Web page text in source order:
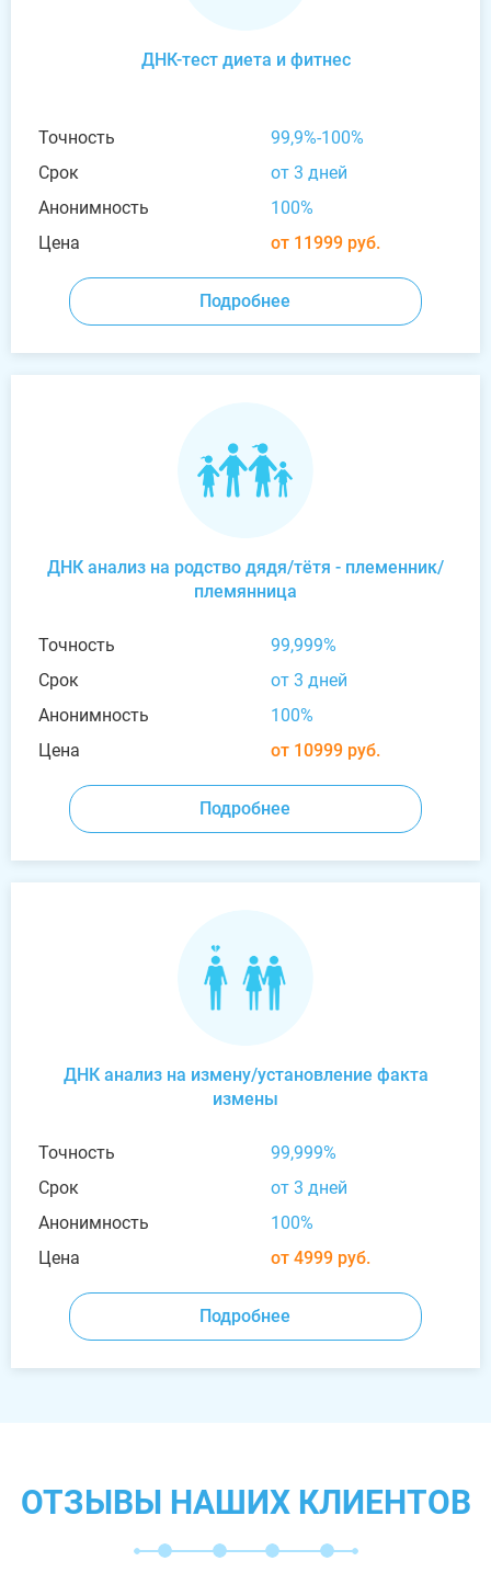
ДНК-тест диета и фитнес
Точность
99,9%-100%
Срок
от 3 дней
Анонимность
100%
Цена
от 11999 руб.
Подробнее
ДНК анализ на родство дядя/тётя - племенник/
племянница
Точность
99,999%
Срок
от 3 дней
Анонимность
100%
Цена
от 10999 руб.
Подробнее
ДНК анализ на измену/установление факта
измены
Точность
99,999%
Срок
от 3 дней
Анонимность
100%
Цена
от 4999 руб.
Подробнее
ОТЗЫВЫ НАШИХ КЛИЕНТОВ